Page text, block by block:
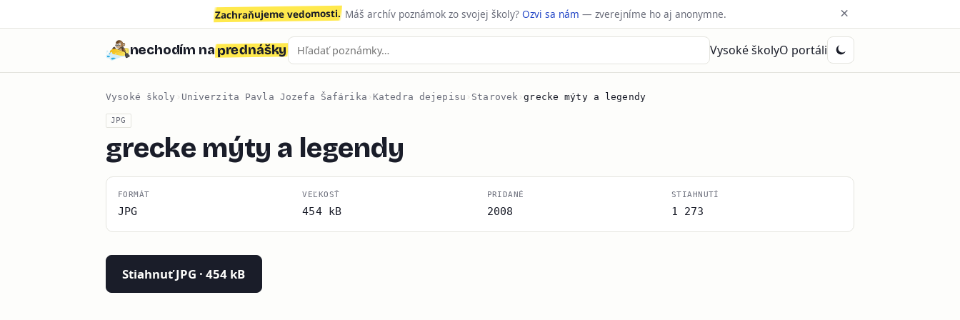
Zachraňujeme vedomosti. Máš archív poznámok zo svojej školy?Ozvi sa nám — zverejníme ho aj anonymne. ×
nechodím naprednášky Vysoké školyO portáli
Vysoké školy › Univerzita Pavla Jozefa Šafárika › Katedra dejepisu › Starovek ›grecke mýty a legendy
JPG
grecke mýty a legendy
FORMÁT
JPG
VEĽKOSŤ
454 kB
PRIDANÉ
2008
STIAHNUTÍ
1 273
Stiahnuť JPG · 454 kB